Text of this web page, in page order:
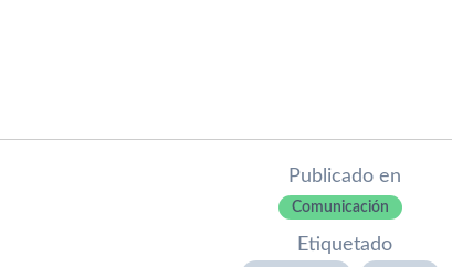
Publicado en
Comunicación
Etiquetado